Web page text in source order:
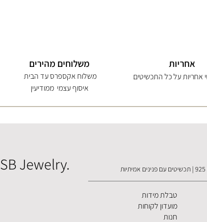
משלוחים מהירים
משלוח אקספרס עד הבית
איסוף עצמי ממודיעין
אחריות
SB Jewelry.
טבלת מידות
מועדון לקוחות
חנות